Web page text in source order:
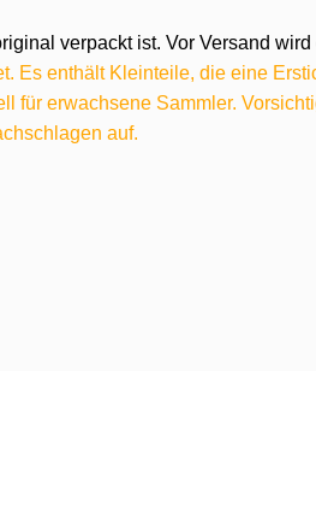
verpackt ist. Vor Versand
Es enthält Kleinteile, die eine
für erwachsene Sammler.
auf.